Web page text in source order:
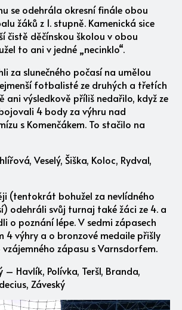
se odehrála okresní finále obou
žáků z 1. stupně. Kamenická sice
čistě děčínskou školou v obou
to ani v jedné „necinklo“.
za slunečného počasí na umělou
fotbalisté ze druhých a třetích
ani výsledkově příliš nedařilo, když ze
4 body za výhru nad
s Komenčákem. To stačilo na
Veselý, Šiška, Koloc, Rydval,
(tentokrát bohužel za nevlídného
odehráli svůj turnaj také žáci ze 4. a
o poznání lépe. V sedmi zápasech
4 výhry a o bronzové medaile přišly
zápasu s Varnsdorfem.
– Havlík, Polívka, Teršl, Branda,
Záveský